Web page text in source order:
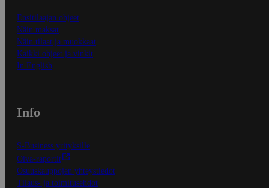
Ensitilaajan ohjeet
Näin maksat
Näin tilaat ja muokkaat
Kaikki ohjeet ja vinkit
In English
Info
S-Business yrityksille
Oiva-raportit
Osuuskauppojen yhteystiedot
Tilaus- ja toimitusehdot